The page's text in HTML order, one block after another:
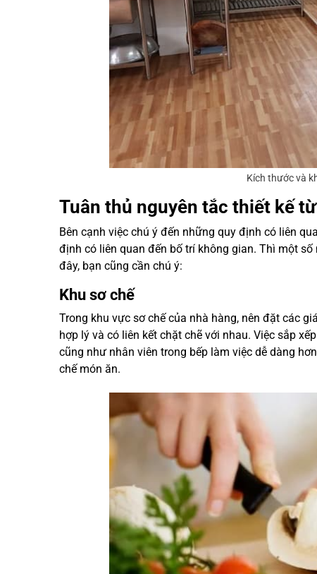
Kích thước và
Tuân thủ nguyên tắc thiết kế
Bên cạnh việc chú ý đến những quy định có liên
định có liên quan đến bố trí không gian. Thì một
đây, bạn cũng cần chú ý:
Khu sơ chế
Trong khu vực sơ chế của nhà hàng, nên đặt các
hợp lý và có liên kết chặt chẽ với nhau. Việc sắp
cũng như nhân viên trong bếp làm việc dễ dàng
chế món ăn.